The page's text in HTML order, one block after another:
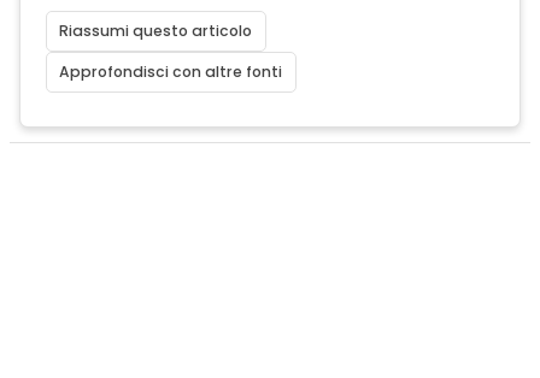
Riassumi questo articolo
Approfondisci con altre fonti